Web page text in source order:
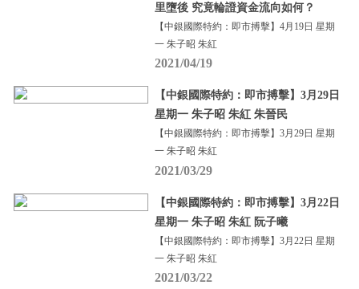
里墮後 究竟輪證資金流向如何？
【中銀國際特約：即市搏擊】4月19日 星期
一 朱子昭 朱紅
2021/04/19
【中銀國際特約：即市搏擊】3月29日
星期一 朱子昭 朱紅 朱晉民
【中銀國際特約：即市搏擊】3月29日 星期
一 朱子昭 朱紅
2021/03/29
【中銀國際特約：即市搏擊】3月22日
星期一 朱子昭 朱紅 阮子曦
【中銀國際特約：即市搏擊】3月22日 星期
一 朱子昭 朱紅
2021/03/22